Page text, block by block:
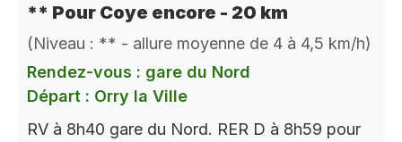
** Pour Coye encore - 20 km
(Niveau : ** - allure moyenne de 4 à 4,5 km/h)
Rendez-vous : gare du Nord
Départ : Orry la Ville
RV à 8h40 gare du Nord. RER D à 8h59 pour